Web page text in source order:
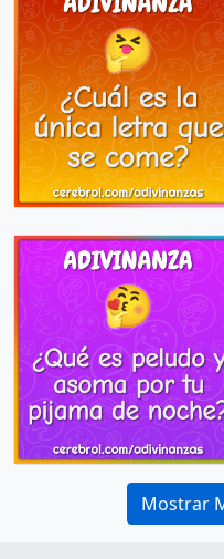
Mostrar